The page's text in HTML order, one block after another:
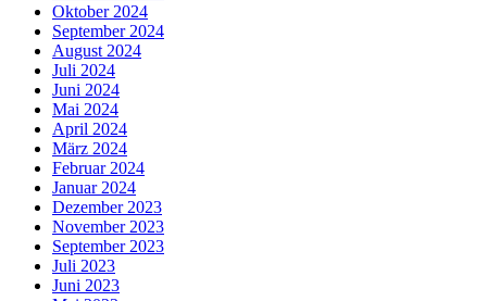
Oktober 2024
September 2024
August 2024
Juli 2024
Juni 2024
Mai 2024
April 2024
März 2024
Februar 2024
Januar 2024
Dezember 2023
November 2023
September 2023
Juli 2023
Juni 2023